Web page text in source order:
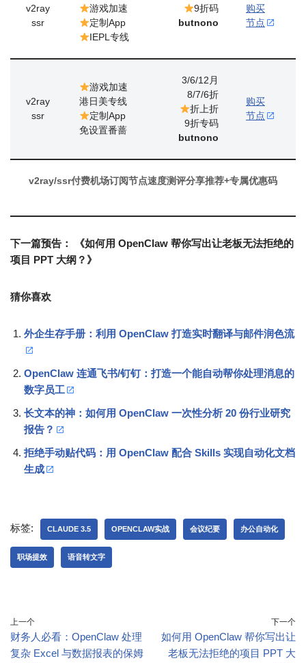
v2ray
ssr
游戏加速
定制App
IEPL专线
9折码
butnono
购买
节点
v2ray
ssr
游戏加速
港日美专线
定制App
免设置番蔷
3/6/12月
8/7/6折
折上折
9折专码
butnono
购买
节点
v2ray/ssr付费机场订阅节点速度测评分享推荐+专属优惠码
下一篇预告：
《如何用 OpenClaw 帮你写出让老板无法拒绝的
项目 PPT 大纲？》
猜你喜欢
外企生存手册：利用 OpenClaw 打造实时翻译与邮件润色流
OpenClaw 连通飞书/钉钉：打造一个能自动帮你处理消息的
数字员工
长文本的神：如何用 OpenClaw 一次性分析 20 份行业研究
报告？
拒绝手动贴代码：用 OpenClaw 配合 Skills 实现自动化文档
生成
标签: CLAUDE 3.5 OPENCLAW实战 会议纪要 办公自动化
职场提效 语音转文字
上一个
财务人必看：OpenClaw 处理
复杂 Excel 与数据报表的保姆
下一个
如何用 OpenClaw 帮你写出让
老板无法拒绝的项目 PPT 大